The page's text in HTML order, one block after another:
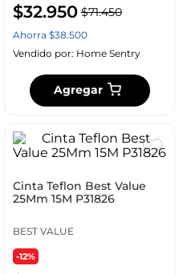
$32.950 $71.450
Ahorra $38.500
Vendido por: Home Sentry
Agregar
Cinta Teflon Best Value
25Mm 15M P31826
BEST VALUE
-12%